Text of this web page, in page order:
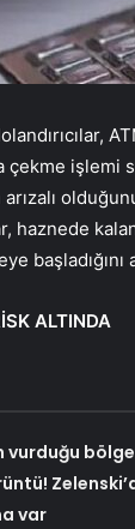
işlemi
arızalı
haznede
başladığını
ALTINDA
vurduğu
var